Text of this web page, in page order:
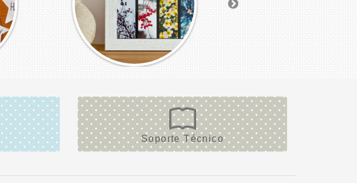
Soporte Técnico